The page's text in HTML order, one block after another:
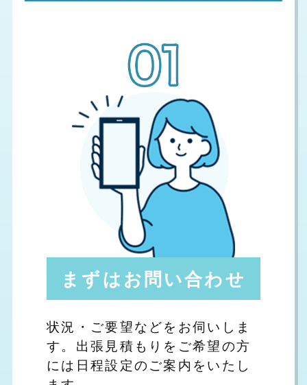
まずはお問い合わせ
状況・ご要望などをお伺いしま
す。出張見積もりをご希望の方
には日程設定のご案内をいたし